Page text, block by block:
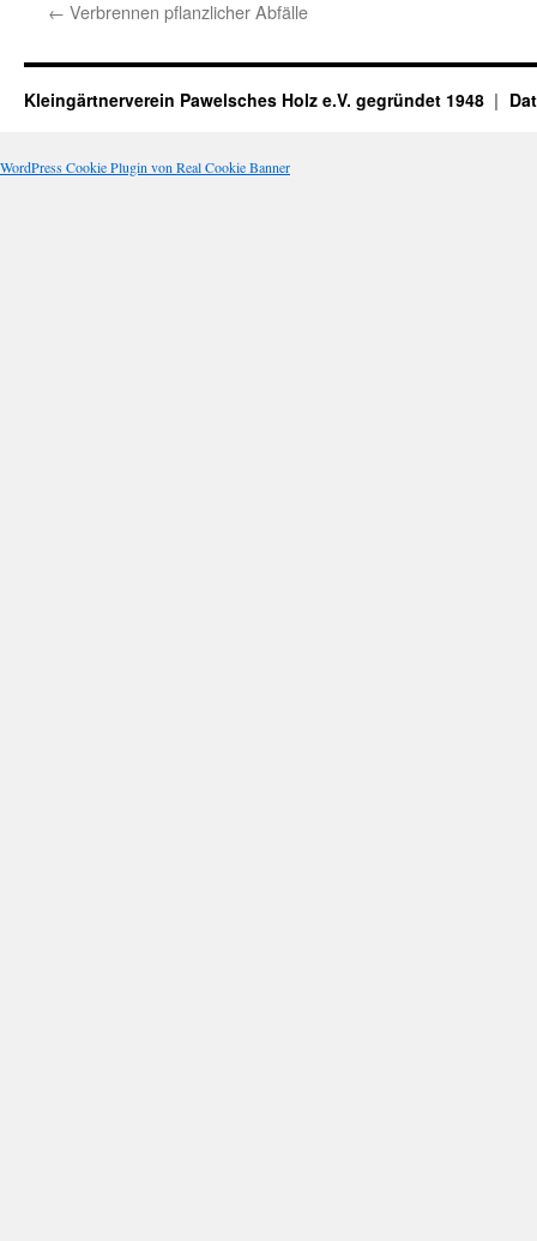
← Verbrennen pflanzlicher Abfälle
Kleingärtnerverein Pawelsches Holz e.V. gegründet 1948
WordPress Cookie Plugin von Real Cookie Banner